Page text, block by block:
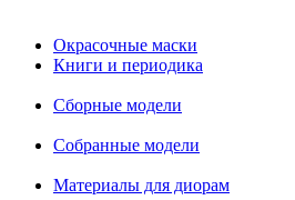
Окрасочные маски
Книги и периодика
Сборные модели
Собранные модели
Материалы для диорам